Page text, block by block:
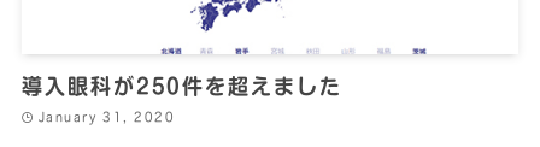
導入眼科が250件を超えました
January 31, 2020